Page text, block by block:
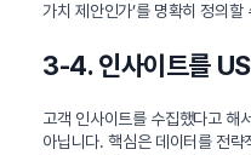
가치 제안인가’를 명확히 정의할
3-4. 인사이트를
고객 인사이트를 수집했다고 해
아닙니다. 핵심은 데이터를 전략